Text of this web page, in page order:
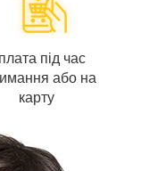
під час
або на
карту